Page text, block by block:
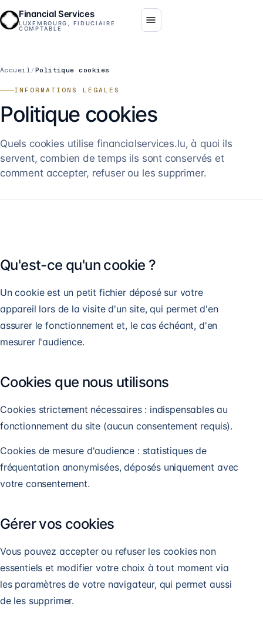
Financial Services
LUXEMBOURG, FIDUCIAIRE
COMPTABLE
Accueil /Politique cookies
INFORMATIONS LÉGALES
Politique cookies
Quels cookies utilise financialservices.lu, à quoi ils
servent, combien de temps ils sont conservés et
comment accepter, refuser ou les supprimer.
Qu'est-ce qu'un cookie ?
Un cookie est un petit fichier déposé sur votre
appareil lors de la visite d'un site, qui permet d'en
assurer le fonctionnement et, le cas échéant, d'en
mesurer l'audience.
Cookies que nous utilisons
Cookies strictement nécessaires : indispensables au
fonctionnement du site (aucun consentement requis).
Cookies de mesure d'audience : statistiques de
fréquentation anonymisées, déposés uniquement avec
votre consentement.
Gérer vos cookies
Vous pouvez accepter ou refuser les cookies non
essentiels et modifier votre choix à tout moment via
les paramètres de votre navigateur, qui permet aussi
de les supprimer.